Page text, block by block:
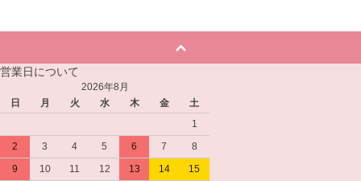
営業日について
2026年8月
日
月 火 水 木 金
土
1
2
3 4 5 6 7
8
9
10 11 12 13 14
15